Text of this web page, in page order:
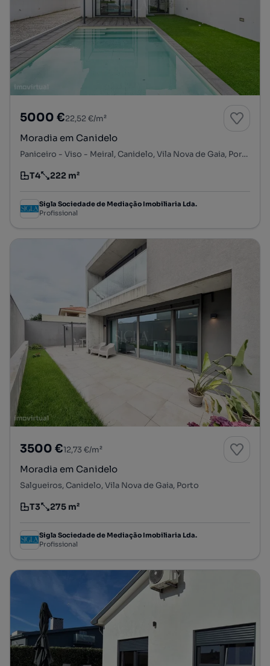
5000 €22,52 €/m²
Moradia em Canidelo
Paniceiro - Viso - Meiral, Canidelo, Vila Nova de Gaia, Porto
Tipologia
T4
Preço por metro quadrado
222 m²
Sigla Sociedade de Mediação Imobiliaria Lda.
Profissional
3500 €12,73 €/m²
Moradia em Canidelo
Salgueiros, Canidelo, Vila Nova de Gaia, Porto
Tipologia
T3
Preço por metro quadrado
275 m²
Sigla Sociedade de Mediação Imobiliaria Lda.
Profissional